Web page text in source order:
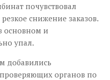
почувствовал
снижение заказов.
основном и
упал.
добавились
органов по